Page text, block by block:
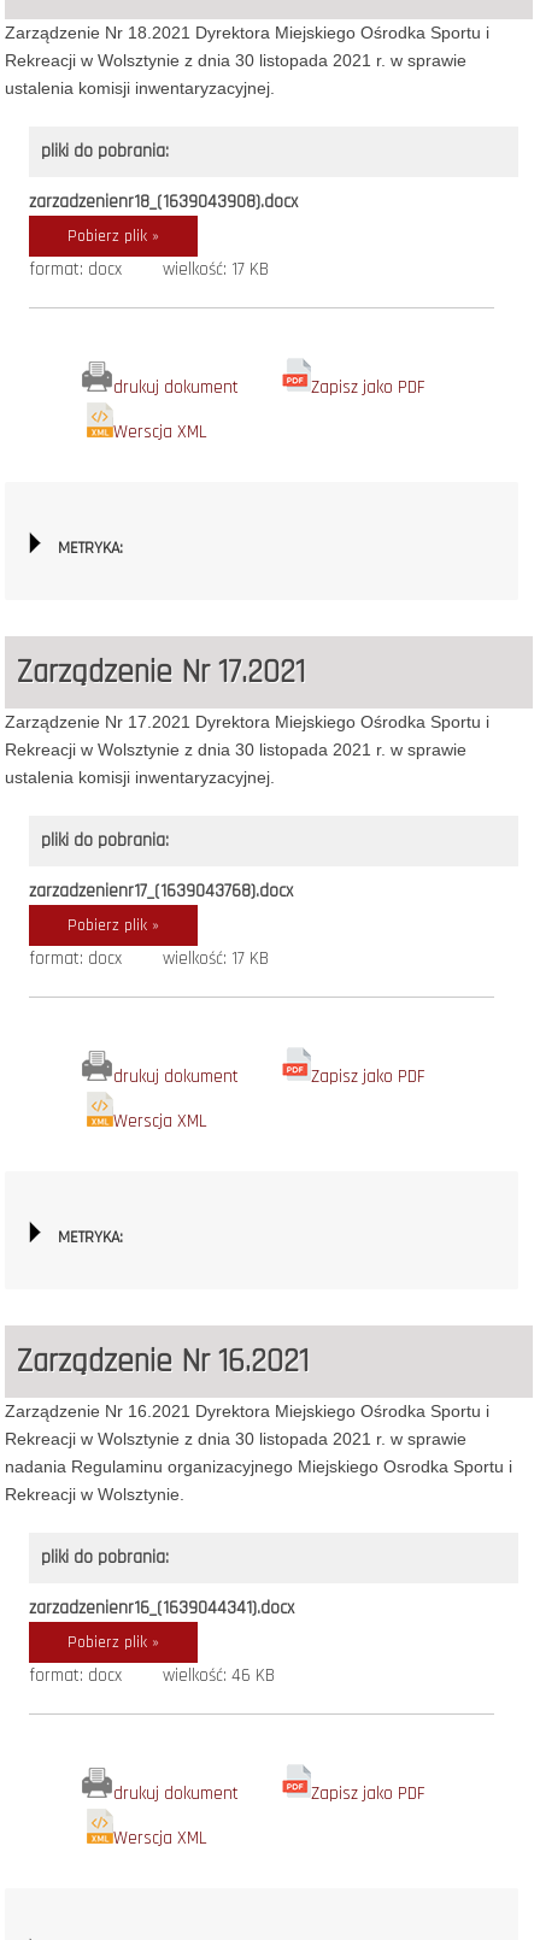
Zarządzenie Nr 18.2021 Dyrektora Miejskiego Ośrodka Sportu i
Rekreacji w Wolsztynie z dnia 30 listopada 2021 r. w sprawie
ustalenia komisji inwentaryzacyjnej.
pliki do pobrania:
zarzadzenienr18_(1639043908).docx
Pobierz plik »
format: docx wielkość: 17 KB
drukuj dokument
Zapisz jako PDF
Werscja XML
METRYKA:
Zarządzenie Nr 17.2021
Zarządzenie Nr 17.2021 Dyrektora Miejskiego Ośrodka Sportu i
Rekreacji w Wolsztynie z dnia 30 listopada 2021 r. w sprawie
ustalenia komisji inwentaryzacyjnej.
pliki do pobrania:
zarzadzenienr17_(1639043768).docx
Pobierz plik »
format: docx wielkość: 17 KB
drukuj dokument
Zapisz jako PDF
Werscja XML
METRYKA:
Zarządzenie Nr 16.2021
Zarządzenie Nr 16.2021 Dyrektora Miejskiego Ośrodka Sportu i
Rekreacji w Wolsztynie z dnia 30 listopada 2021 r. w sprawie
nadania Regulaminu organizacyjnego Miejskiego Osrodka Sportu i
Rekreacji w Wolsztynie.
pliki do pobrania:
zarzadzenienr16_(1639044341).docx
Pobierz plik »
format: docx wielkość: 46 KB
drukuj dokument
Zapisz jako PDF
Werscja XML